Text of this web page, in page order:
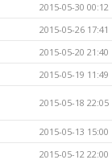
2015-05-30 00:12
2015-05-26 17:41
2015-05-20 21:40
2015-05-19 11:49
2015-05-18 22:05
2015-05-13 15:00
2015-05-12 22:00